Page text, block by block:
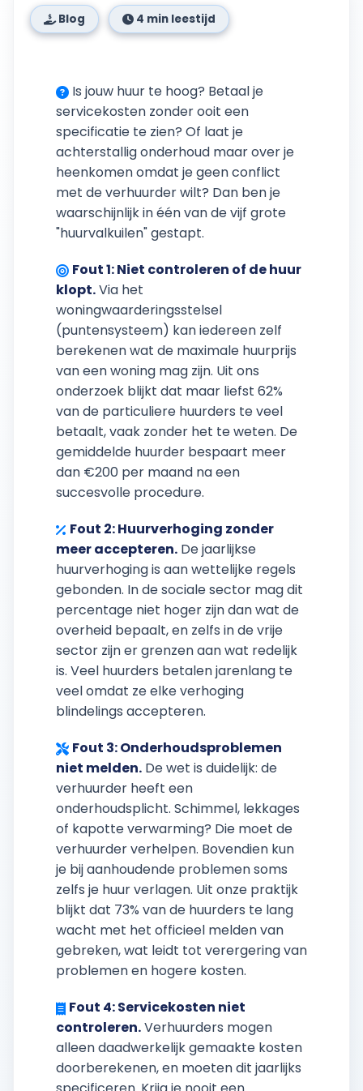
Blog 4 min leestijd
Is jouw huur te hoog? Betaal je
servicekosten zonder ooit een
specificatie te zien? Of laat je
achterstallig onderhoud maar over je
heenkomen omdat je geen conflict
met de verhuurder wilt? Dan ben je
waarschijnlijk in één van de vijf grote
"huurvalkuilen" gestapt.
Fout 1: Niet controleren of de huur
klopt.Via het
woningwaarderingsstelsel
(puntensysteem) kan iedereen zelf
berekenen wat de maximale huurprijs
van een woning mag zijn. Uit ons
onderzoek blijkt dat maar liefst 62%
van de particuliere huurders te veel
betaalt, vaak zonder het te weten. De
gemiddelde huurder bespaart meer
dan €200 per maand na een
succesvolle procedure.
Fout 2: Huurverhoging zonder
meer accepteren. De jaarlijkse
huurverhoging is aan wettelijke regels
gebonden. In de sociale sector mag dit
percentage niet hoger zijn dan wat de
overheid bepaalt, en zelfs in de vrije
sector zijn er grenzen aan wat redelijk
is. Veel huurders betalen jarenlang te
veel omdat ze elke verhoging
blindelings accepteren.
Fout 3: Onderhoudsproblemen
niet melden. De wet is duidelijk: de
verhuurder heeft een
onderhoudsplicht. Schimmel, lekkages
of kapotte verwarming? Die moet de
verhuurder verhelpen. Bovendien kun
je bij aanhoudende problemen soms
zelfs je huur verlagen. Uit onze praktijk
blijkt dat 73% van de huurders te lang
wacht met het officieel melden van
gebreken, wat leidt tot verergering van
problemen en hogere kosten.
Fout 4: Servicekosten niet
controleren.Verhuurders mogen
alleen daadwerkelijk gemaakte kosten
doorberekenen, en moeten dit jaarlijks